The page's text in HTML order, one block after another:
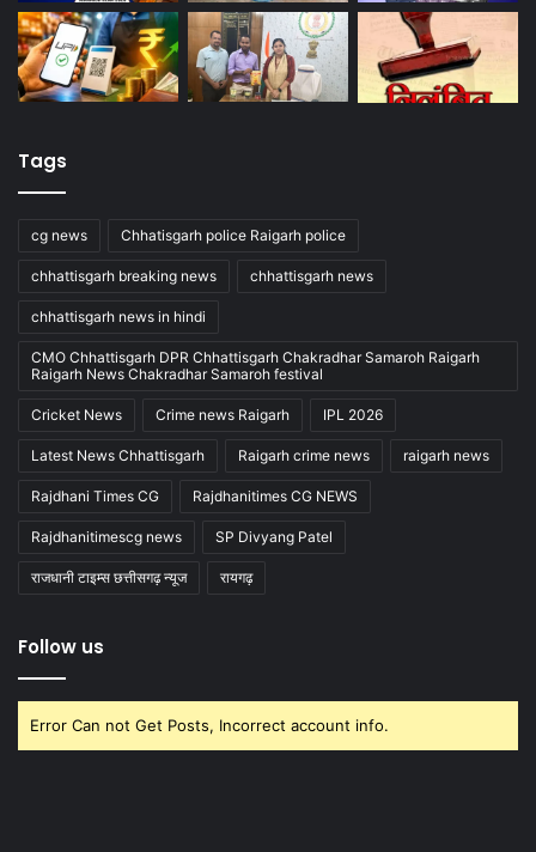
Tags
cg news Chhatisgarh police Raigarh police
chhattisgarh breaking news chhattisgarh news
chhattisgarh news in hindi
CMO Chhattisgarh DPR Chhattisgarh Chakradhar Samaroh Raigarh
Raigarh News Chakradhar Samaroh festival
Cricket News Crime news Raigarh IPL 2026
Latest News Chhattisgarh Raigarh crime news raigarh news
Rajdhani Times CG Rajdhanitimes CG NEWS
Rajdhanitimescg news SP Divyang Patel
राजधानी टाइम्स छत्तीसगढ़ न्यूज रायगढ़
Follow us
Error Can not Get Posts, Incorrect account info.